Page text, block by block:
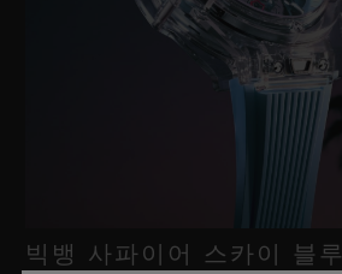
빅뱅 사파이어 스카이 블루